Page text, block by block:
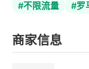
#不限流量 #罗
商家信息